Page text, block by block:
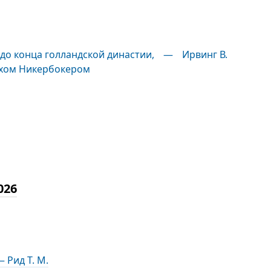
конца голландской династии,
Никербокером
— Ирвинг В.
Рид Т. М.